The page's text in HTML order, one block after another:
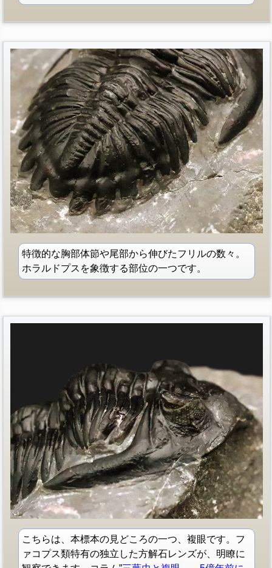
特徴的な胸部体節や尾部から伸びたフリルの数々。
ホラルドプスを象徴する部位の一つです。
こちらは、本標本の見どころの一つ、複眼です。フ
ァコプス類特有の独立した方解石レンズが、明瞭に